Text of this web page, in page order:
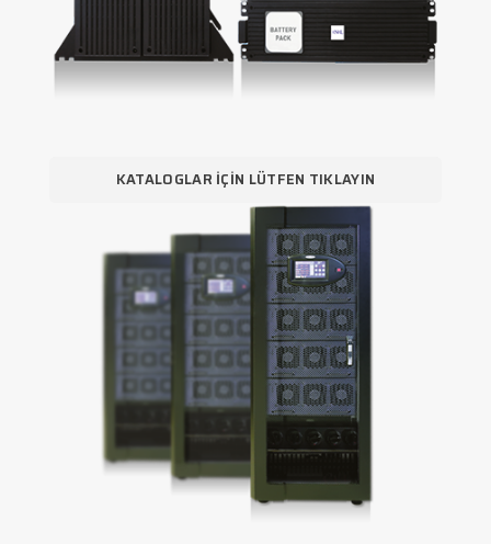
KATALOGLAR İÇIN LÜTFEN TIKLAYIN